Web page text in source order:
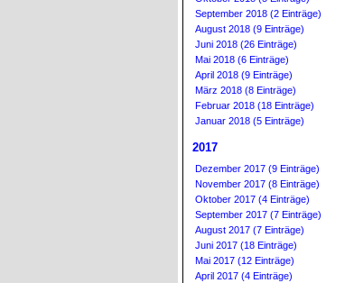
September 2018 (2 Einträge)
August 2018 (9 Einträge)
Juni 2018 (26 Einträge)
Mai 2018 (6 Einträge)
April 2018 (9 Einträge)
März 2018 (8 Einträge)
Februar 2018 (18 Einträge)
Januar 2018 (5 Einträge)
2017
Dezember 2017 (9 Einträge)
November 2017 (8 Einträge)
Oktober 2017 (4 Einträge)
September 2017 (7 Einträge)
August 2017 (7 Einträge)
Juni 2017 (18 Einträge)
Mai 2017 (12 Einträge)
April 2017 (4 Einträge)